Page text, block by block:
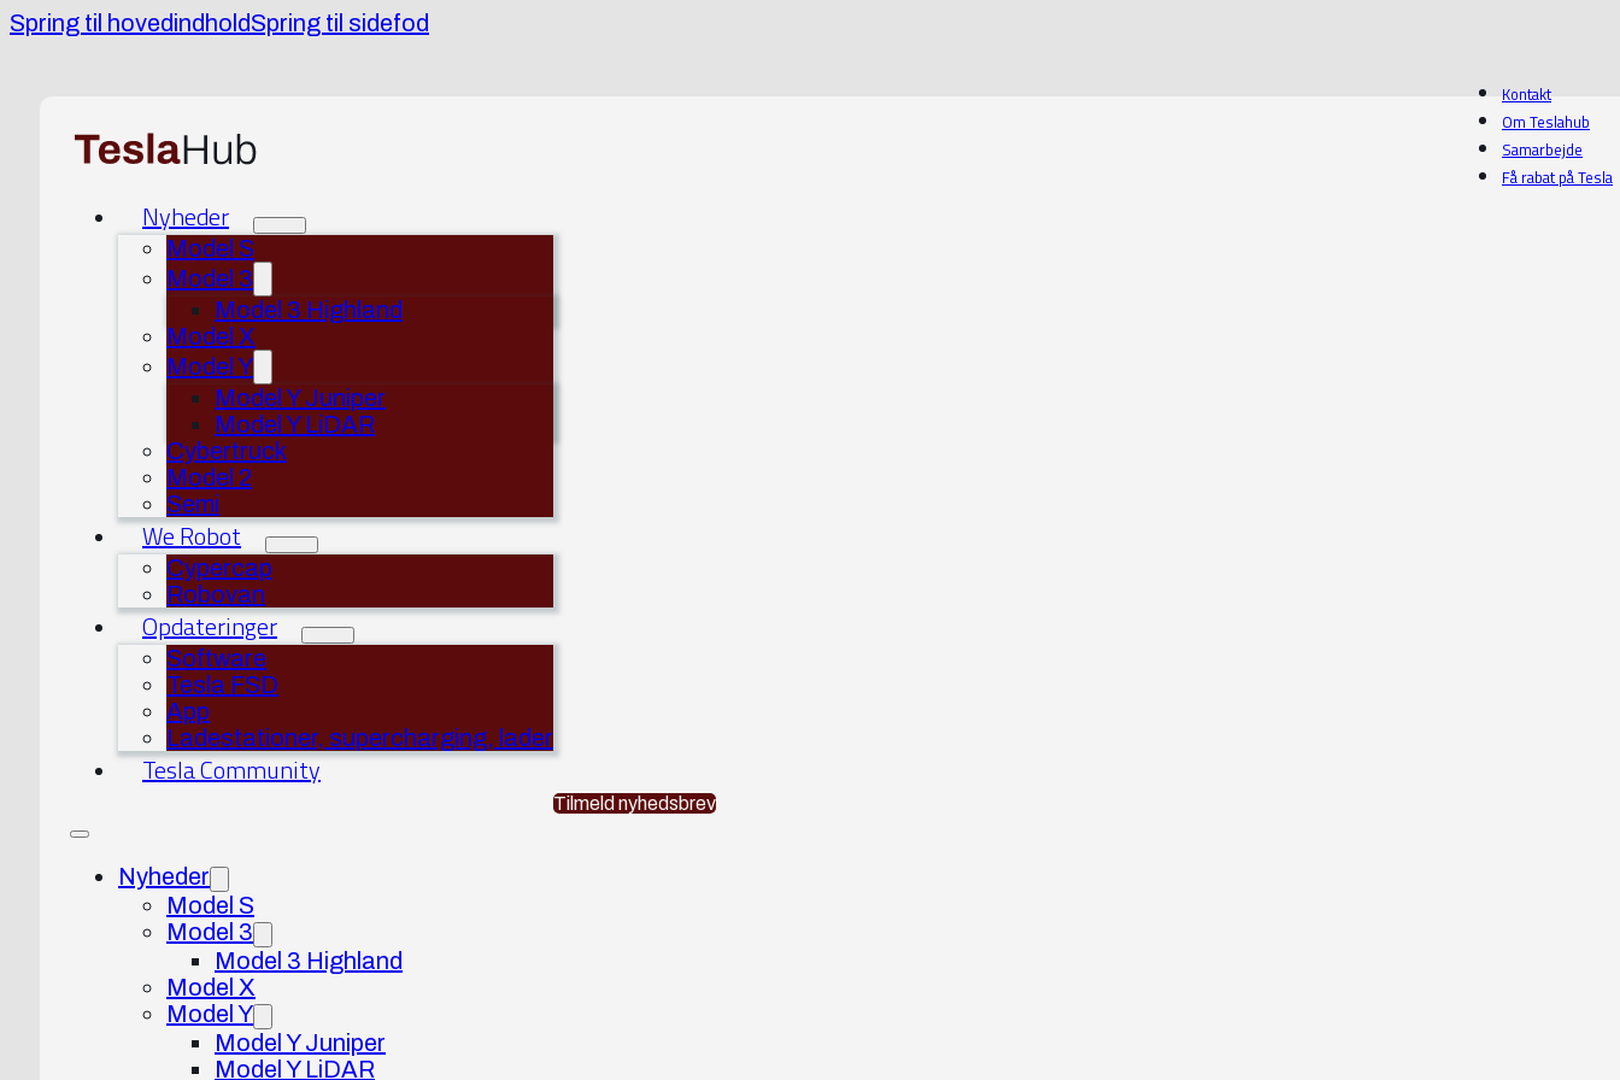
Spring til hovedindholdSpring til sidefod
Kontakt
Om Teslahub
Samarbejde
Få rabat på Tesla
Nyheder
Model S
Model 3
Model 3 Highland
Model X
Model Y
Model Y Juniper
Model Y LiDAR
Cybertruck
Model 2
Semi
We Robot
Cypercap
Robovan
Opdateringer
Software
Tesla FSD
App
Ladestationer, supercharging, lader
Tesla Community
Nyheder
Model S
Model 3
Model 3 Highland
Model X
Model Y
Model Y Juniper
Model Y LiDAR
Tilmeld nyhedsbrev